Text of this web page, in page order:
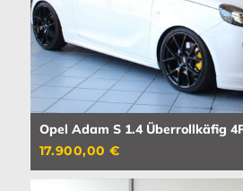
Opel Adam S 1.4 Überrollkäfig
17.900,00 €